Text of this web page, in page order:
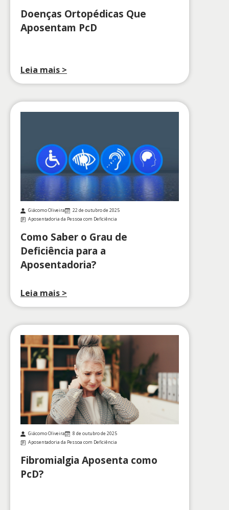
Doenças Ortopédicas Que
Aposentam PcD
Leia mais >
Giácomo Oliveira
22 de outubro de 2025
Aposentadoria da Pessoa com Deficiência
Como Saber o Grau de
Deficiência para a
Aposentadoria?
Leia mais >
Giácomo Oliveira
8 de outubro de 2025
Aposentadoria da Pessoa com Deficiência
Fibromialgia Aposenta como
PcD?